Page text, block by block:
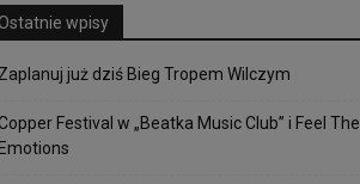
wpisy
już dziś Bieg Tropem Wilczym
Festival w „Beatka Music Club” i Feel The